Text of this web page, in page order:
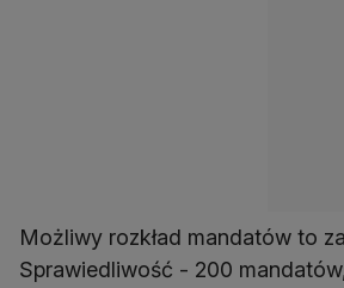
Możliwy rozkład mandatów to
Sprawiedliwość - 200